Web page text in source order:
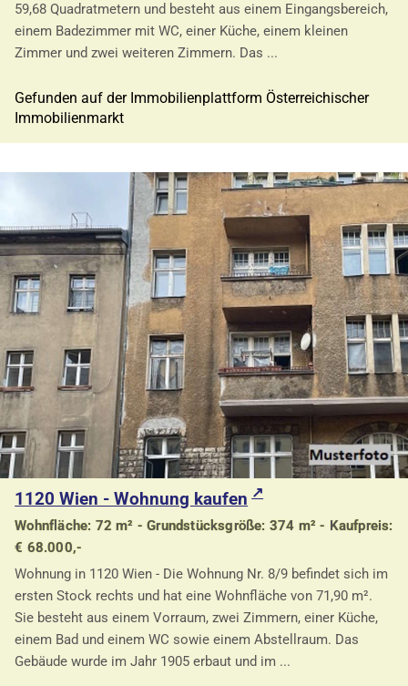
59,68 Quadratmetern und besteht aus einem Eingangsbereich,
einem Badezimmer mit WC, einer Küche, einem kleinen
Zimmer und zwei weiteren Zimmern. Das ...
Gefunden auf der Immobilienplattform Österreichischer
Immobilienmarkt
1120 Wien - Wohnung kaufen
Wohnfläche: 72 m² - Grundstücksgröße: 374 m² - Kaufpreis:
€ 68.000,-
Wohnung in 1120 Wien - Die Wohnung Nr. 8/9 befindet sich im
ersten Stock rechts und hat eine Wohnfläche von 71,90 m².
Sie besteht aus einem Vorraum, zwei Zimmern, einer Küche,
einem Bad und einem WC sowie einem Abstellraum. Das
Gebäude wurde im Jahr 1905 erbaut und im ...